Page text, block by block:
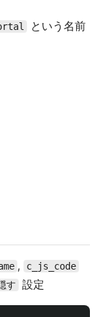
という名前
, c_js_code
す 設定